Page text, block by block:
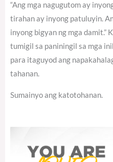
“Ang mga nagugutom ay
tirahan ay inyong patuluyin.
inyong bigyan ng mga damit.”
tumigil sa paniningil sa mga
para itaguyod ang
tahanan.
Sumainyo ang katotohanan.